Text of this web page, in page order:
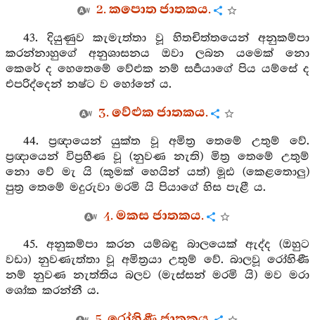
2. කපොත ජාතකය.
43. දියුණුව කැමැත්තා වූ හිතචිත්තයෙන් අනුකම්පා
කරන්නාහුගේ අනුශාසනය ඔවා ලබන යමෙක් නො
කෙරේ ද හෙතෙමේ වේළුක නම් සර්‍පයාගේ පිය යම්සේ ද
එපරිද්දෙන් නෂ්ට ව හෝනේ ය.
3. වේළුක ජාතකය.
44. ප්‍රඥායෙන් යුක්ත වූ අමිත්‍ර තෙමේ උතුම් වේ.
ප්‍රඥායෙන් විප්‍රහීණ වූ (නුවණ නැති) මිත්‍ර තෙමේ උතුම්
නො වේ මැ යි (කුමක් හෙයින් යත්) මූඪ (කෙළතොලු)
පුත්‍ර තෙමේ මදුරුවා මරමි යි පියාගේ හිස පැළී ය.
4. මකස ජාතකය.
45. අනුකම්පා කරන යම්බඳු බාලයෙක් ඇද්ද (ඔහුට
වඩා) නුවණැත්තා වූ අමිත්‍රයා උතුම් වේ. බාලවූ රෝහිණී
නම් නුවණ නැත්තිය බලව (මැස්සන් මරමි යි) මව මරා
ශෝක කරන්නී ය.